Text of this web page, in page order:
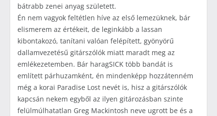
bátrabb zenei anyag született.
Én nem vagyok feltétlen híve az első lemezüknek, bár
elismerem az értékeit, de leginkább a lassan
kibontakozó, tanítani valóan felépített, gyönyörű
dallamvezetésű gitárszólók miatt maradt meg az
emlékezetemben. Bár haragSICK több bandát is
említett párhuzamként, én mindenképp hozzátenném
még a korai Paradise Lost nevét is, hisz a gitárszólók
kapcsán nekem egyből az ilyen gitározásban szinte
felülmúlhatatlan Greg Mackintosh neve ugrott be és a